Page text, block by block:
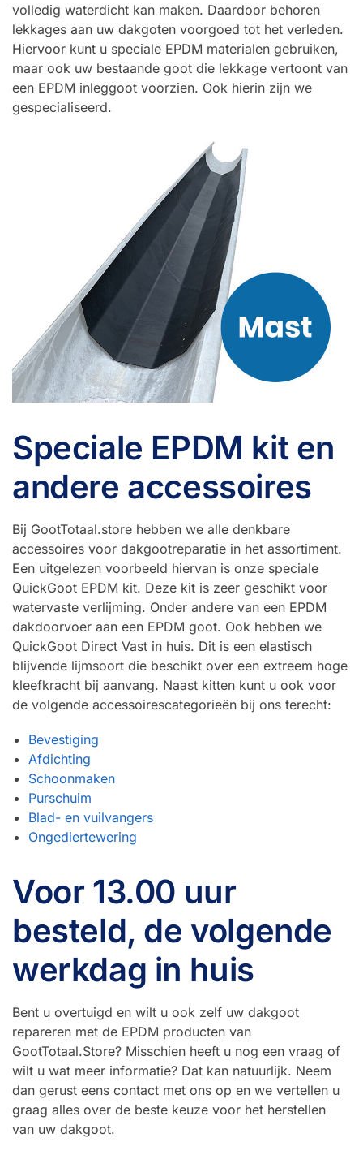
volledig waterdicht kan maken. Daardoor behoren
lekkages aan uw dakgoten voorgoed tot het verleden.
Hiervoor kunt u speciale EPDM materialen gebruiken,
maar ook uw bestaande goot die lekkage vertoont van
een EPDM inleggoot voorzien. Ook hierin zijn we
gespecialiseerd.
Speciale EPDM kit en
andere accessoires
Bij GootTotaal.store hebben we alle denkbare
accessoires voor dakgootreparatie in het assortiment.
Een uitgelezen voorbeeld hiervan is onze speciale
QuickGoot EPDM kit. Deze kit is zeer geschikt voor
watervaste verlijming. Onder andere van een EPDM
dakdoorvoer aan een EPDM goot. Ook hebben we
QuickGoot Direct Vast in huis. Dit is een elastisch
blijvende lijmsoort die beschikt over een extreem hoge
kleefkracht bij aanvang. Naast kitten kunt u ook voor
de volgende accessoirescategorieën bij ons terecht:
Bevestiging
Afdichting
Schoonmaken
Purschuim
Blad- en vuilvangers
Ongediertewering
Voor 13.00 uur
besteld, de volgende
werkdag in huis
Bent u overtuigd en wilt u ook zelf uw dakgoot
repareren met de EPDM producten van
GootTotaal.Store? Misschien heeft u nog een vraag of
wilt u wat meer informatie? Dat kan natuurlijk. Neem
dan gerust eens contact met ons op en we vertellen u
graag alles over de beste keuze voor het herstellen
van uw dakgoot.